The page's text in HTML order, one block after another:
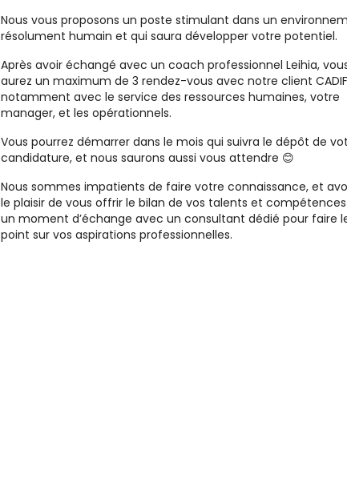
Nous vous proposons un poste stimulant dans un
résolument humain et qui saura développer votre potentiel.
Après avoir échangé avec un coach professionnel Leihia,
aurez un maximum de 3 rendez-vous avec notre client CADIF
notamment avec le service des ressources humaines, votre
manager, et les opérationnels.
Vous pourrez démarrer dans le mois qui suivra le dépôt de
candidature, et nous saurons aussi vous attendre 😊
Nous sommes impatients de faire votre connaissance, et
le plaisir de vous offrir le bilan de vos talents et compétences
un moment d’échange avec un consultant dédié pour faire
point sur vos aspirations professionnelles.